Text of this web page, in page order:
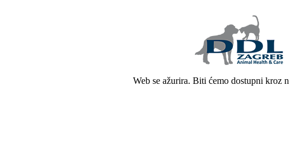
Web se ažurira. Biti ćemo dostupni kroz